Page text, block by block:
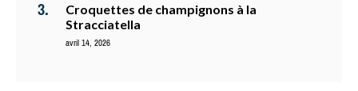
Croquettes de champignons à la
Stracciatella
avril 14, 2026